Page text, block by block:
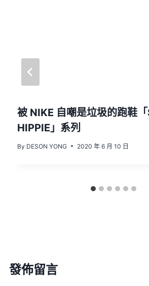
被 NIKE 自嘲是垃圾的跑鞋「
HIPPIE」系列
By DESON YONG 2020 年 6 月 10 日
發佈留言